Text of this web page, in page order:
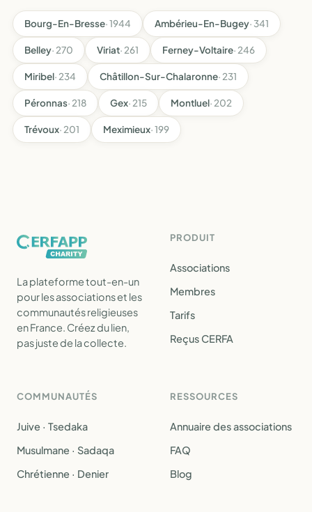
Bourg-En-Bresse· 1944 Ambérieu-En-Bugey· 341
Belley· 270 Viriat· 261 Ferney-Voltaire· 246
Miribel· 234 Châtillon-Sur-Chalaronne· 231
Péronnas· 218 Gex· 215 Montluel· 202
Trévoux· 201 Meximieux· 199
La plateforme tout-en-un
pour les associations et les
communautés religieuses
en France. Créez du lien,
pas juste de la collecte.
PRODUIT
Associations
Membres
Tarifs
Reçus CERFA
COMMUNAUTÉS
Juive · Tsedaka
Musulmane · Sadaqa
Chrétienne · Denier
RESSOURCES
Annuaire des associations
FAQ
Blog